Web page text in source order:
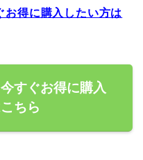
お得に購入したい方は
すぐお得に購入
ちら